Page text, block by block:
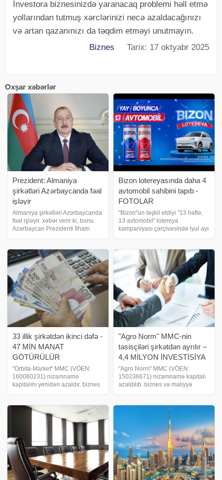
İnvestora biznesinizdə yaranacaq problemi həll etmə
yollarından tutmuş xərclərinizi necə azaldacağınızı
və artan qazanınızı da təqdim etməyi unutmayın.
Biznes Tarix: 17 oktyabr 2025
Oxşar xəbərlər
Prezident: Almaniya
şirkətləri Azərbaycanda fəal
işləyir
Almaniya şirkətləri Azərbaycanda
fəal işləyir. xəbər verir ki, bunu
Azərbaycan Prezidenti İlham
konfransında bildirib. Onun
sözlərinə görə, hazırda
Azərbaycanda Almaniy
Bizon lotereyasında daha 4
avtomobil sahibini tapıb -
FOTOLAR
"Bizon"un təşkil etdiyi "13 həftə,
13 avtomobil" lotereya
kampaniyası çərçivəsində iyul ayı
V tirajının qalibi Nəsimi Quliyev,
VI tirajını
33 illik şirkətdən ikinci dəfə -
47 MİN MANAT
GÖTÜRÜLÜR
"Orbita-Market" MMC (VÖEN:
160060231) nizamnamə
kapitalını yenidən azaldır. biznes
kapitalı 235 min manatdan 188
min manata – yəni 47 min manat
"Agro Norm" MMC-nin
təsisçiləri şirkətdən ayrılır –
4,4 MİLYON İNVESTİSİYA
GERİ ÇƏKİLİR
"Agro Norm" MMC (VÖEN:
150236671) nizamnamə kapitalı
azaldılıb. biznes və maliyyə
Nəriman oğlunun ona məxsus 3
milyon 210 min manat dəyərində